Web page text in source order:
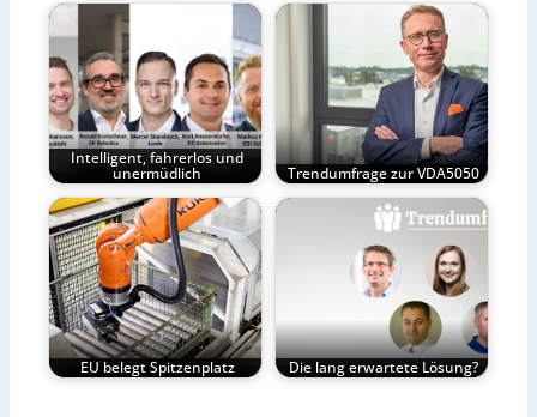
Intelligent, fahrerlos und
unermüdlich Trendumfrage zur VDA5050
EU belegt Spitzenplatz Die lang erwartete Lösung?